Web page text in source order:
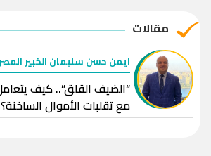
مقالات
ايمن حسن سليمان الخبير
“الضيف القلق”.. كيف
مع تقلبات الأموال الساخنة؟